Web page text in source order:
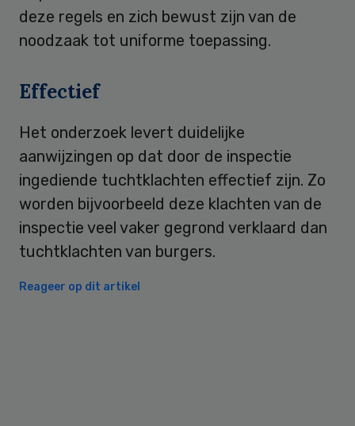
deze regels en zich bewust zijn van de
noodzaak tot uniforme toepassing.
Effectief
Het onderzoek levert duidelijke
aanwijzingen op dat door de inspectie
ingediende tuchtklachten effectief zijn. Zo
worden bijvoorbeeld deze klachten van de
inspectie veel vaker gegrond verklaard dan
tuchtklachten van burgers.
Reageer op dit artikel